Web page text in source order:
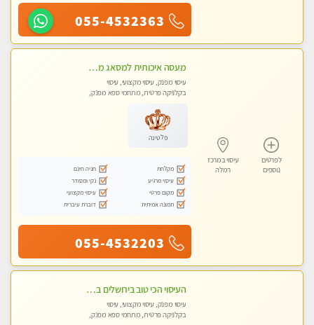
055-4532363
לפרטים
נוספים
עיסוי במרכז
רמלה
מעסה איכותית למסאג מפנק ומקצועי ביותר
עיסוי מפנק, עיסוי מקצועי, עיסוי
בקלניקה פרטית, מתחמי ספא מפנק,
פלטינה
מקלחת
חניה חינם
עיסוי מרגיע
נקי ומסודר
מקום פרטי
עיסוי מקצועי
תמונה אמיתית
דוברת עיברית
055-4532203
העיסוי הכי טוב בירושלים במרכז ירושלים GREEN -SPA מפנק מקצועי ומשחרר
עיסוי מפנק, עיסוי מקצועי, עיסוי
בקלניקה פרטית, מתחמי ספא מפנק,